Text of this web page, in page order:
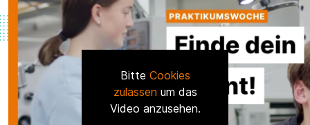
Bitte Cookies
zulassen um das
Video anzusehen.